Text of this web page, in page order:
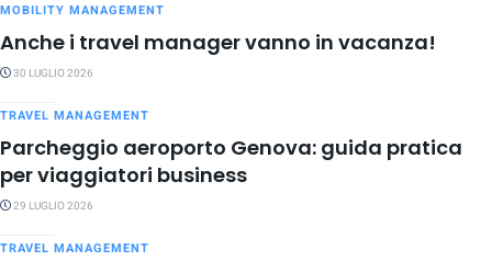
MOBILITY MANAGEMENT
Anche i travel manager vanno in vacanza!
30 LUGLIO 2026
TRAVEL MANAGEMENT
Parcheggio aeroporto Genova: guida pratica
per viaggiatori business
29 LUGLIO 2026
TRAVEL MANAGEMENT